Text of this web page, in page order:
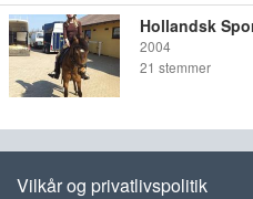
Hollandsk
2004
21 stemmer
Vilkår og privatlivspolitik